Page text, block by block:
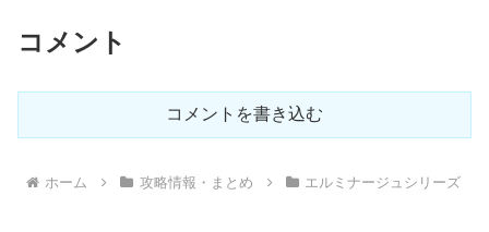
コメント
コメントを書き込む
ホーム 攻略情報・まとめ エルミナージュシリーズ